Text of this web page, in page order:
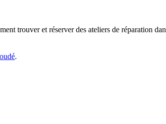
trouver et réserver des ateliers de réparation
.